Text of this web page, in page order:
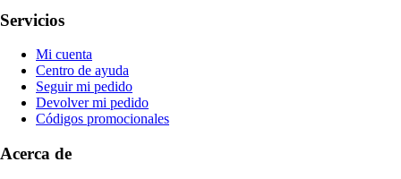
Servicios
Mi cuenta
Centro de ayuda
Seguir mi pedido
Devolver mi pedido
Códigos promocionales
Acerca de